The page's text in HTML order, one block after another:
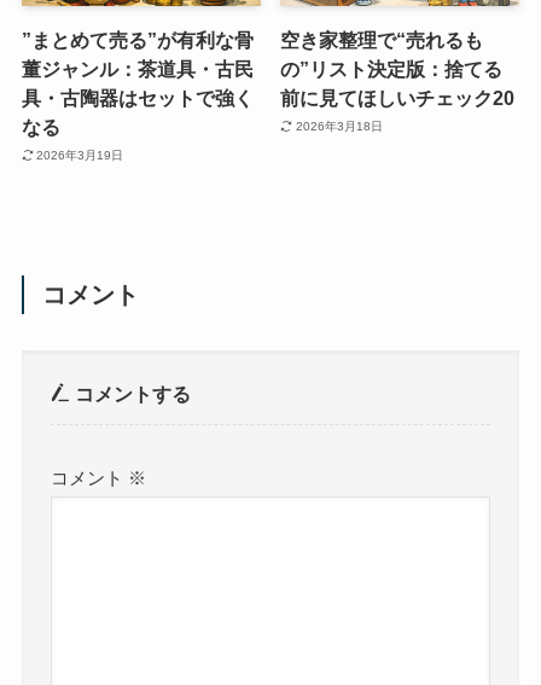
”まとめて売る”が有利な骨
董ジャンル：茶道具・古民
具・古陶器はセットで強く
なる
2026年3月19日
空き家整理で“売れるも
の”リスト決定版：捨てる
前に見てほしいチェック20
2026年3月18日
コメント
コメントする
コメント ※